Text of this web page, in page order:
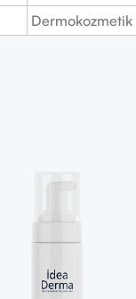
Dermokozmetik